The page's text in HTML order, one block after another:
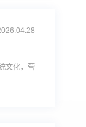
文化，营